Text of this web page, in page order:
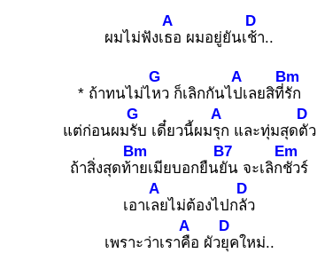
ผมไม่ฟังเ
A
ธอ ผมอยู่ยันเ
D
ช้า..
* ถ้าทนไม่ไ
G
หว ก็เลิกกันไ
A
ปเลยสิที่
Bm
รัก
แต่ก่อนผม
G
รับ เดี๋ยวนี้ผม
A
รุก และทุ่มสุด
D
ตัว
ถ้าสิ่งสุดท้
Bm
ายเมียบอกยืน
B7
ยัน จะเลิก
Em
ชัวร์
เอาเ
A
ลยไม่ต้องไปก
D
ลัว
เพราะว่าเรา
A
คือ ผัว
D
ยุคใหม่..